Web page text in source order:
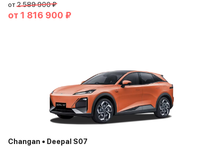
от2 589 900 ₽
от 1 816 900 ₽
Changan • Deepal S07